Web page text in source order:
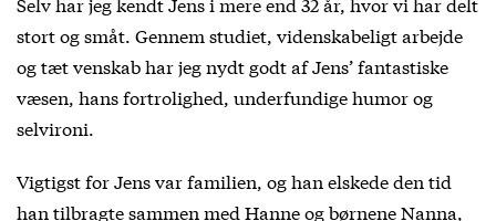
stort og småt. Gennem studiet, videnskabeligt arbejde
og tæt venskab har jeg nydt godt af Jens’ fantastiske
væsen, hans fortrolighed, underfundige humor og
selvironi.
Vigtigst for Jens var familien, og han elskede den tid
han tilbragte sammen med Hanne og børnene Nanna,